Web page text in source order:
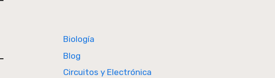
Biología
Blog
Circuitos y Electrónica